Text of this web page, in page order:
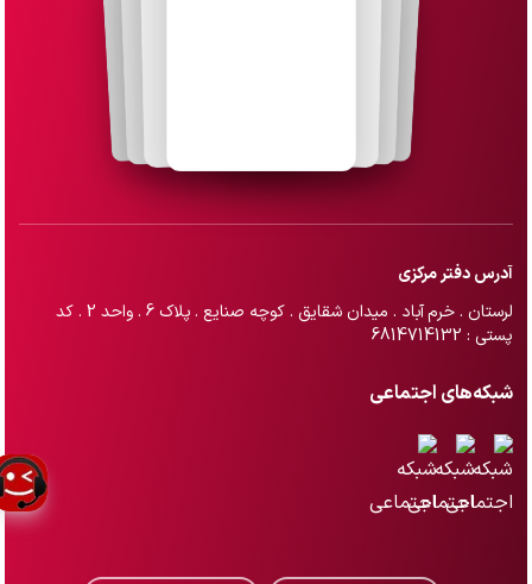
آدرس دفتر مرکزی
لرستان . خرم آباد . میدان شقایق . کوچه صنایع . پلاک 6 . واحد 2 . کد
پستی : 6814714132
شبکه‌های اجتماعی